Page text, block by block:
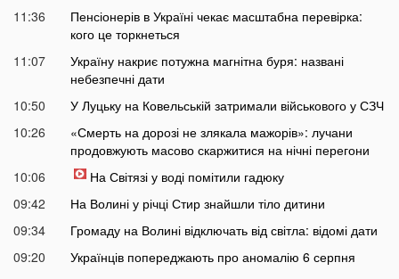
11:36
Пенсіонерів в Україні чекає масштабна перевірка:
кого це торкнеться
11:07
Україну накриє потужна магнітна буря: названі
небезпечні дати
10:50
У Луцьку на Ковельській затримали військового у СЗЧ
10:26
«Смерть на дорозі не злякала мажорів»: лучани
продовжують масово скаржитися на нічні перегони
10:06
На Світязі у воді помітили гадюку
09:42
На Волині у річці Стир знайшли тіло дитини
09:34
Громаду на Волині відключать від світла: відомі дати
09:20
Українців попереджають про аномалію 6 серпня